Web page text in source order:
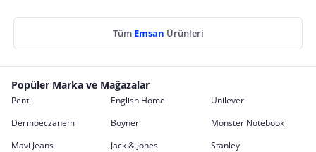
Tüm Emsan Ürünleri
Popüler Marka ve Mağazalar
Penti English Home
Unilever
Dermoeczanem
Boyner
Monster Notebook
Mavi Jeans
Jack & Jones
Stanley